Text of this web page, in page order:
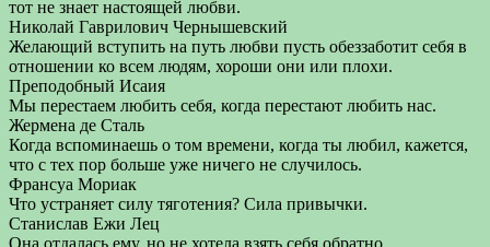
тот не знает настоящей любви.
Николай Гаврилович Чернышевский
Желающий вступить на путь любви пусть обеззаботит себя в
отношении ко всем людям, хороши они или плохи.
Преподобный Исаия
Мы перестаем любить себя, когда перестают любить нас.
Жермена де Сталь
Когда вспоминаешь о том времени, когда ты любил, кажется,
что с тех пор больше уже ничего не случилось.
Франсуа Мориак
Что устраняет силу тяготения? Сила привычки.
Станислав Ежи Лец
Она отдалась ему, но не хотела взять себя обратно.